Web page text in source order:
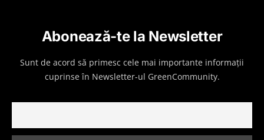
Abonează-te la Newsletter
Sunt de acord să primesc cele mai importante informații
cuprinse în Newsletter-ul GreenCommunity.